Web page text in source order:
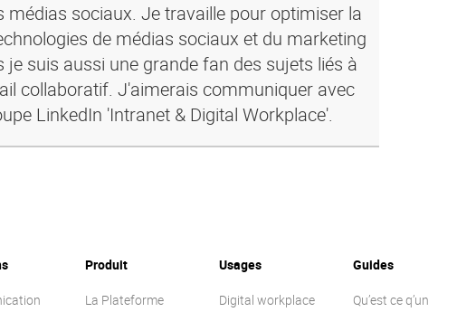
sociaux. Je travaille pour optimiser la
de médias sociaux et du marketing
suis aussi une grande fan des sujets liés à
collaboratif. J'aimerais communiquer avec
LinkedIn 'Intranet & Digital Workplace'.
Produit
La Plateforme
Usages
Digital workplace
Guides
Qu’est ce q’un